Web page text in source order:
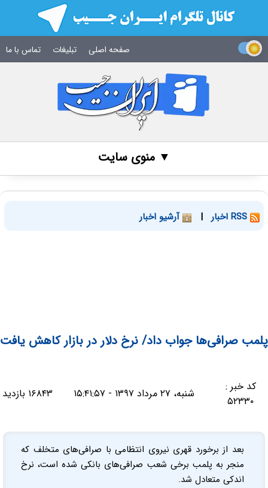
صفحه اصلی تبلیغات تماس با ما
▼ منوی سایت
| آرشیو اخبار
پلمب صرافی‌ها جواب داد/ نرخ دلار در بازار کاهش یافت
کد خبر :
۵۲۳۳۰
شنبه، ۲۷ مرداد ۱۳۹۷ - ۱۵:۴۱:۵۷ ۱۶۸۴۳ بازدید
بعد از برخورد قهری نیروی انتظامی با صرافی‌های متخلف که
منجر به پلمب برخی شعب صرافی‌های بانکی شده است، نرخ
اندکی متعادل شد.